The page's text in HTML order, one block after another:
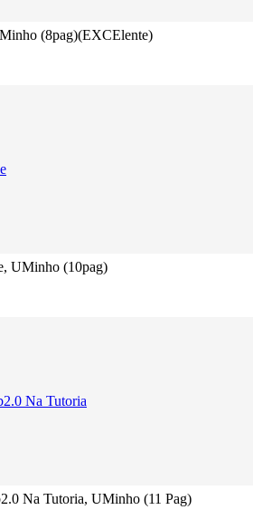
(8pag)(EXCElente)
UMinho (10pag)
Na Tutoria
Na Tutoria, UMinho (11 Pag)